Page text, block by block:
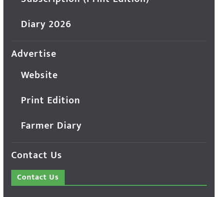
Diary 2026
Advertise
Website
Print Edition
Farmer Diary
Contact Us
Contact Us